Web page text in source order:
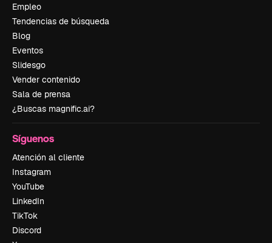
Empleo
Tendencias de búsqueda
Blog
Eventos
Slidesgo
Vender contenido
Sala de prensa
¿Buscas magnific.ai?
Síguenos
Atención al cliente
Instagram
YouTube
LinkedIn
TikTok
Discord